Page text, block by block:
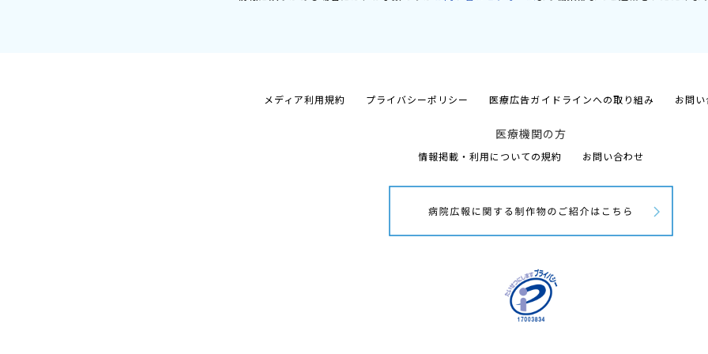
メディア利用規約 プライバシーポリシー 医療広告ガイドラインへの取り組み お問
医療機関の方
情報掲載・利用についての規約 お問い合わせ